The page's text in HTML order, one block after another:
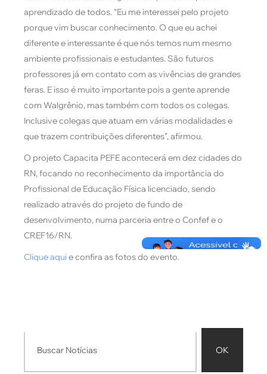
aprendizado de todos. “Eu me interessei pelo projeto
porque vim buscar conhecimento. O que eu achei
diferente e interessante é que nós temos num mesmo
ambiente profissionais e estudantes. São futuros
professores já em contato com as vivências de grandes
feras. E isso é muito importante pois a gente aprende
com Walgrênio, mas também com todos os colegas.
Inclusive colegas que atuam em várias modalidades e
que trazem contribuições diferentes”, afirmou.
O projeto Capacita PEFE acontecerá em dez cidades do
RN, focando no reconhecimento da importância do
Profissional de Educação Física licenciado, sendo
realizado através do projeto de fundo de
desenvolvimento, numa parceria entre o Confef e o
CREF16/RN.
Clique aqui e confira as fotos do evento.
OK